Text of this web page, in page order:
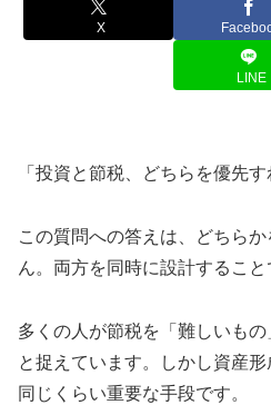
X
LINE
「投資と節税、どちらを優先す
この質問への答えは、どちら
ん。両方を同時に設計すること
多くの人が節税を「難しいもの
と捉えています。しかし資産
同じくらい重要な手段です。